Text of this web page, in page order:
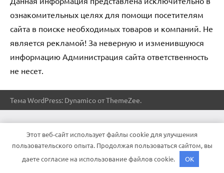
ознакомительных целях для помощи посетителям
сайта в поиске необходимых товаров и компаний. Не
является рекламой! За неверную и изменившуюся
информацию Администрация сайта ответственность
не несет.
Тема WordPress: Dynamico от ThemeZee.
Этот веб-сайт использует файлы cookie для улучшения
пользовательского опыта. Продолжая пользоваться сайтом, вы
даете согласие на использование файлов cookie.
OK